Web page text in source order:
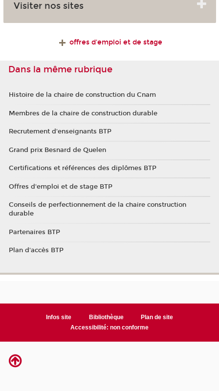
Visiter nos sites
offres d'emploi et de stage
Dans la même rubrique
Histoire de la chaire de construction du Cnam
Membres de la chaire de construction durable
Recrutement d'enseignants BTP
Grand prix Besnard de Quelen
Certifications et références des diplômes BTP
Offres d'emploi et de stage BTP
Conseils de perfectionnement de la chaire construction
durable
Partenaires BTP
Plan d'accès BTP
Infos site Bibliothèque
Plan de site
Accessibilité: non conforme